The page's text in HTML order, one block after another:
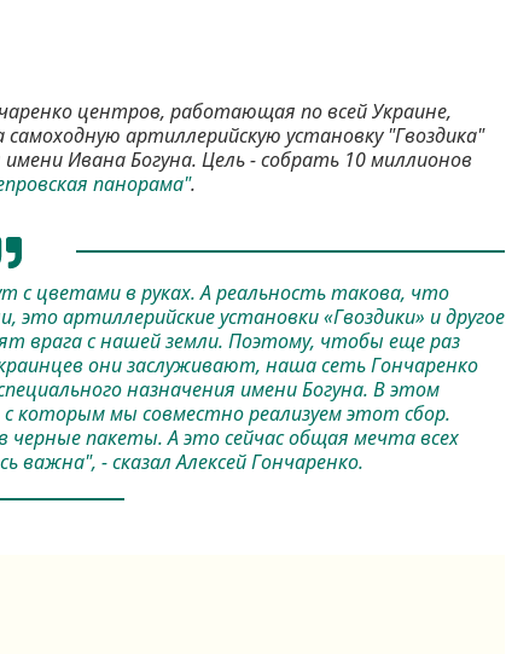
центров, работающая по всей Украине,
артиллерийскую установку "Гвоздика"
Ивана Богуна. Цель - собрать 10 миллионов
панорама".
с цветами в руках. А реальность такова, что
артиллерийские установки «Гвоздики» и другое
врага с нашей земли. Поэтому, чтобы еще раз
они заслуживают, наша сеть Гончаренко
назначения имени Богуна. В этом
которым мы совместно реализуем этот сбор.
черные пакеты. А это сейчас общая мечта всех
важна", - сказал Алексей Гончаренко.